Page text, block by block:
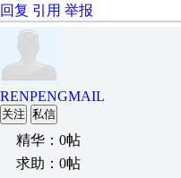
回复 引用 举报
RENPENGMAIL
关注 私信
精华：0帖
求助：0帖